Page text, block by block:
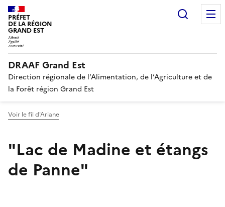
PRÉFET
DE LA RÉGION
GRAND EST
DRAAF Grand Est
Direction régionale de l’Alimentation, de l’Agriculture et de
la Forêt région Grand Est
Voir le fil d'Ariane
"Lac de Madine et étangs
de Panne"